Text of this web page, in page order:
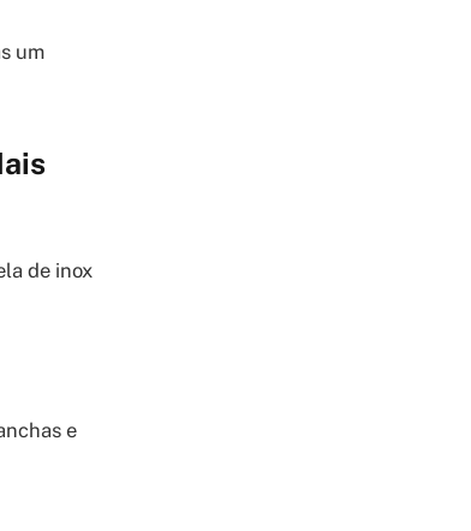
um
de inox
e